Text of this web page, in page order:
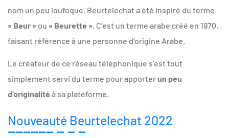
nom un peu loufoque. Beurtelechat a été inspiré du terme
« Beur » ou « Beurette ». C’est un terme arabe créé en 1970,
faisant référence à une personne d’origine Arabe.
Le créateur de ce réseau téléphonique s’est tout
simplement servi du terme pour apporterun peu
d’originalité à sa plateforme.
Nouveauté Beurtelechat 2022